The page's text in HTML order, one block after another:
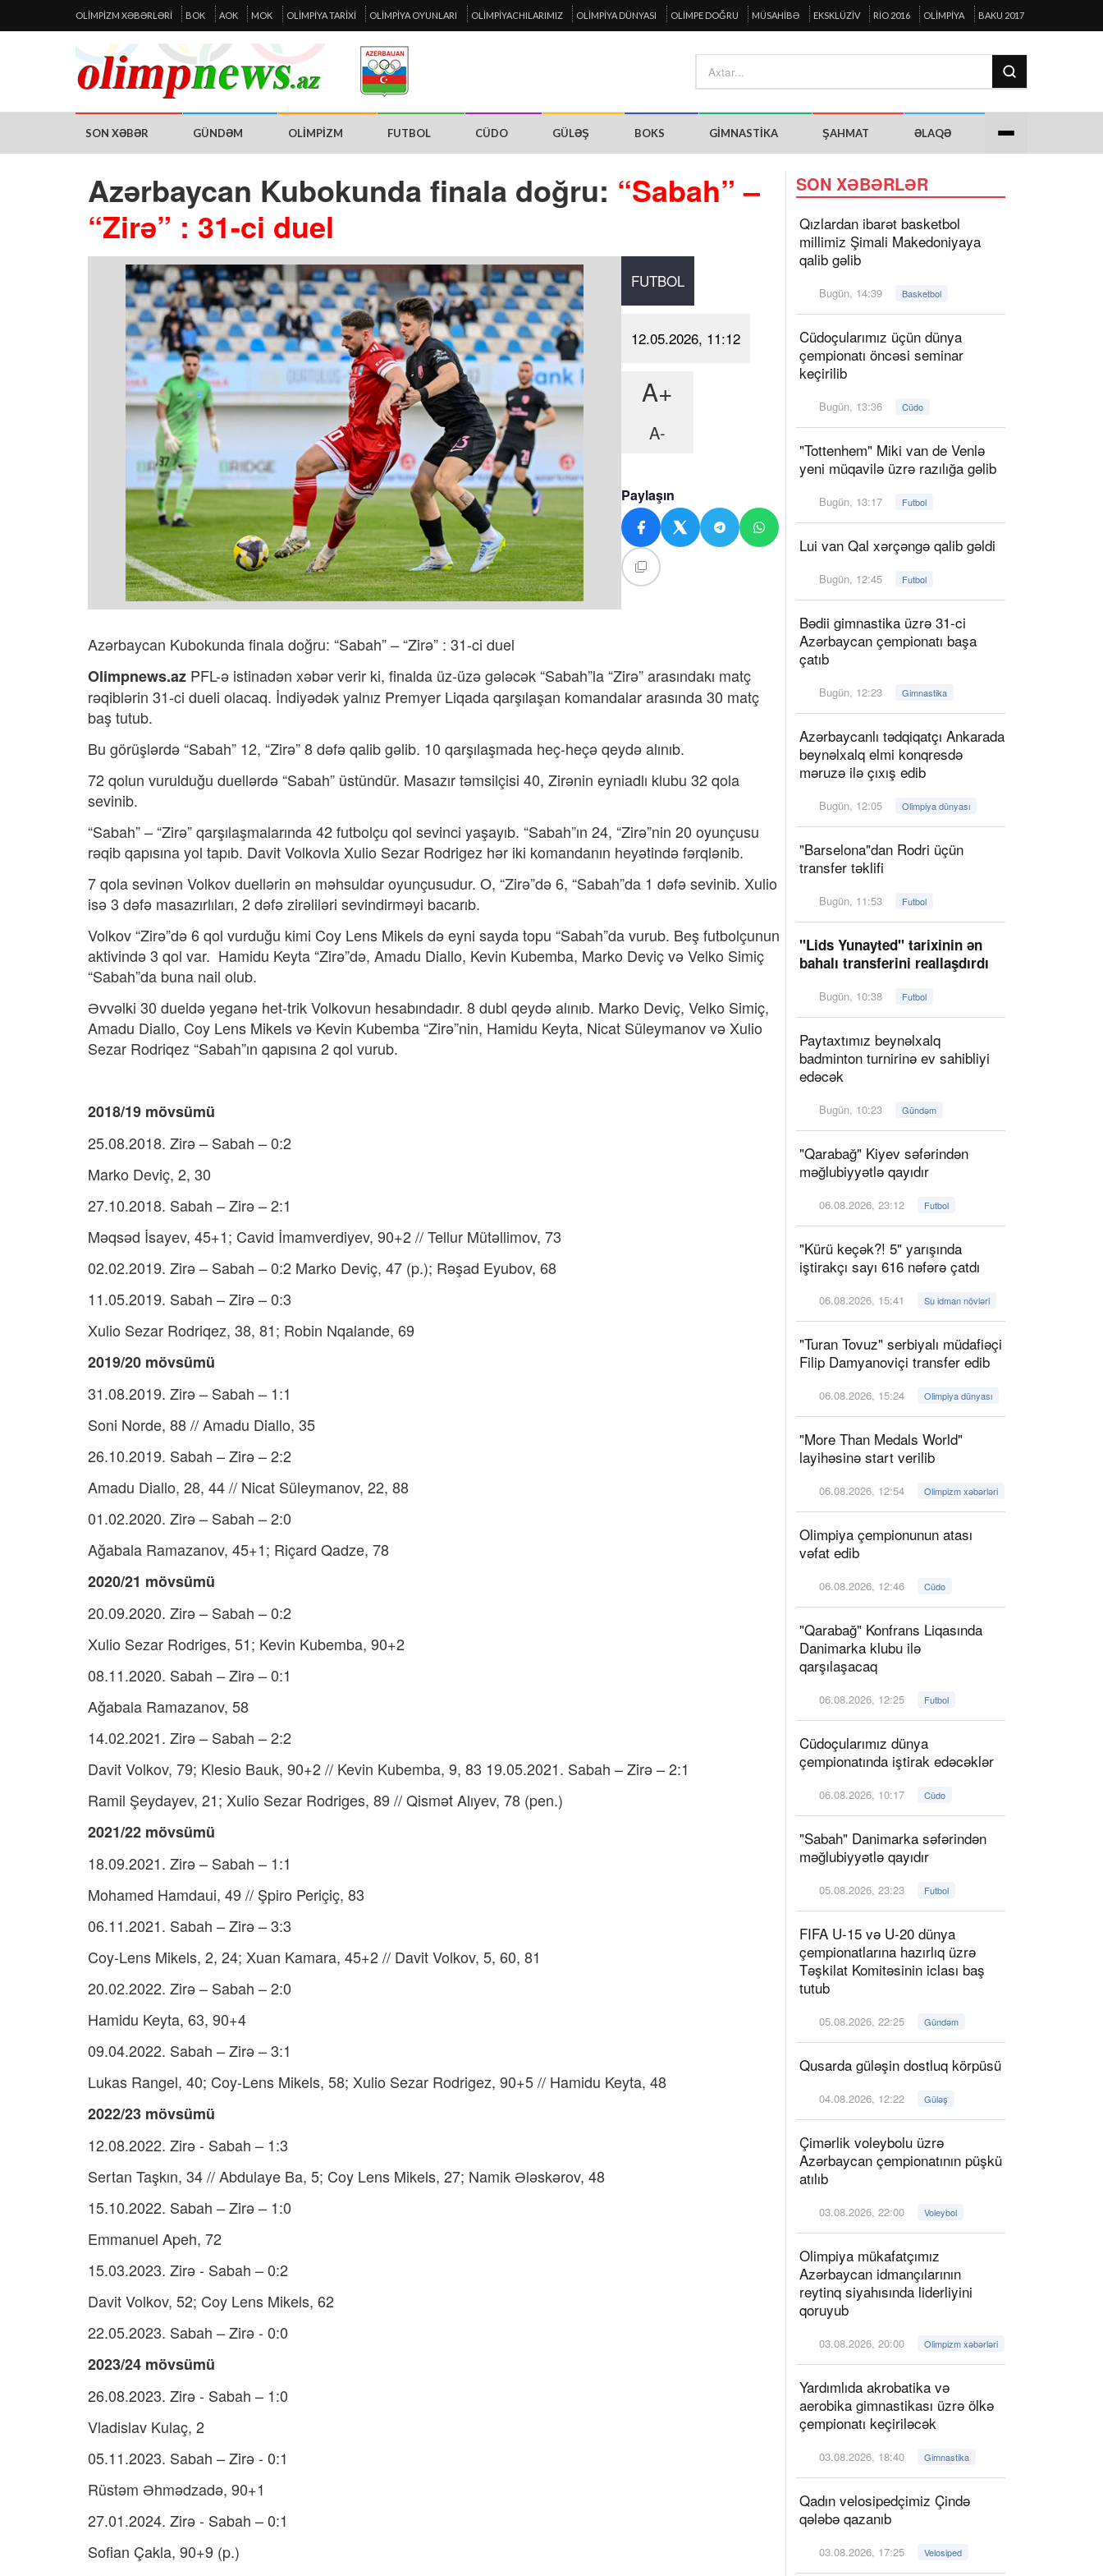
OLIMPIZM XƏBƏRLƏRI BOK AOK MOK OLIMPIYA TARIXI OLIMPIYA OYUNLARI OLIMPIYACHILARIMIZ OLIMPIYA DÜNYASI OLIMPE DOĞRU MÜSAHIBƏ EKSKLÜZIV RIO 2016 OLIMPIYA BAKU 2017
SON XƏBƏR GÜNDƏM OLIMPIZM FUTBOL CÜDO GÜLƏŞ BOKS GIMNASTIKA ŞAHMAT ƏLAQƏ
Azərbaycan Kubokunda finala doğru: “Sabah” –
“Zirə” : 31-ci duel
FUTBOL
12.05.2026, 11:12
A+
A-
Paylaşın
Azərbaycan Kubokunda finala doğru: “Sabah” – “Zirə” : 31-ci duel
Olimpnews.az PFL-ə istinadən xəbər verir ki, finalda üz-üzə gələcək “Sabah”la “Zirə” arasındakı matç
rəqiblərin 31-ci dueli olacaq. İndiyədək yalnız Premyer Liqada qarşılaşan komandalar arasında 30 matç
baş tutub.
Bu görüşlərdə “Sabah” 12, “Zirə” 8 dəfə qalib gəlib. 10 qarşılaşmada heç-heçə qeydə alınıb.
72 qolun vurulduğu duellərdə “Sabah” üstündür. Masazır təmsilçisi 40, Zirənin eyniadlı klubu 32 qola
sevinib.
“Sabah” – “Zirə” qarşılaşmalarında 42 futbolçu qol sevinci yaşayıb. “Sabah”ın 24, “Zirə”nin 20 oyunçusu
rəqib qapısına yol tapıb. Davit Volkovla Xulio Sezar Rodrigez hər iki komandanın heyətində fərqlənib.
7 qola sevinən Volkov duellərin ən məhsuldar oyunçusudur. O, “Zirə”də 6, “Sabah”da 1 dəfə sevinib. Xulio
isə 3 dəfə masazırlıları, 2 dəfə zirəliləri sevindirməyi bacarıb.
Volkov “Zirə”də 6 qol vurduğu kimi Coy Lens Mikels də eyni sayda topu “Sabah”da vurub. Beş futbolçunun
aktivində 3 qol var. Hamidu Keyta “Zirə”də, Amadu Diallo, Kevin Kubemba, Marko Deviç və Velko Simiç
“Sabah”da buna nail olub.
Əvvəlki 30 dueldə yeganə het-trik Volkovun hesabındadır. 8 dubl qeydə alınıb. Marko Deviç, Velko Simiç,
Amadu Diallo, Coy Lens Mikels və Kevin Kubemba “Zirə”nin, Hamidu Keyta, Nicat Süleymanov və Xulio
Sezar Rodriqez “Sabah”ın qapısına 2 qol vurub.
2018/19 mövsümü
25.08.2018. Zirə – Sabah – 0:2
Marko Deviç, 2, 30
27.10.2018. Sabah – Zirə – 2:1
Məqsəd İsayev, 45+1; Cavid İmamverdiyev, 90+2 // Tellur Mütəllimov, 73
02.02.2019. Zirə – Sabah – 0:2 Marko Deviç, 47 (p.); Rəşad Eyubov, 68
11.05.2019. Sabah – Zirə – 0:3
Xulio Sezar Rodriqez, 38, 81; Robin Nqalande, 69
2019/20 mövsümü
31.08.2019. Zirə – Sabah – 1:1
Soni Norde, 88 // Amadu Diallo, 35
26.10.2019. Sabah – Zirə – 2:2
Amadu Diallo, 28, 44 // Nicat Süleymanov, 22, 88
01.02.2020. Zirə – Sabah – 2:0
Ağabala Ramazanov, 45+1; Riçard Qadze, 78
2020/21 mövsümü
20.09.2020. Zirə – Sabah – 0:2
Xulio Sezar Rodriges, 51; Kevin Kubemba, 90+2
08.11.2020. Sabah – Zirə – 0:1
Ağabala Ramazanov, 58
14.02.2021. Zirə – Sabah – 2:2
Davit Volkov, 79; Klesio Bauk, 90+2 // Kevin Kubemba, 9, 83 19.05.2021. Sabah – Zirə – 2:1
Ramil Şeydayev, 21; Xulio Sezar Rodriges, 89 // Qismət Alıyev, 78 (pen.)
2021/22 mövsümü
18.09.2021. Zirə – Sabah – 1:1
Mohamed Hamdaui, 49 // Şpiro Periçiç, 83
06.11.2021. Sabah – Zirə – 3:3
Coy-Lens Mikels, 2, 24; Xuan Kamara, 45+2 // Davit Volkov, 5, 60, 81
20.02.2022. Zirə – Sabah – 2:0
Hamidu Keyta, 63, 90+4
09.04.2022. Sabah – Zirə – 3:1
Lukas Rangel, 40; Coy-Lens Mikels, 58; Xulio Sezar Rodrigez, 90+5 // Hamidu Keyta, 48
2022/23 mövsümü
12.08.2022. Zirə - Sabah – 1:3
Sertan Taşkın, 34 // Abdulaye Ba, 5; Coy Lens Mikels, 27; Namik Ələskərov, 48
15.10.2022. Sabah – Zirə – 1:0
Emmanuel Apeh, 72
15.03.2023. Zirə - Sabah – 0:2
Davit Volkov, 52; Coy Lens Mikels, 62
22.05.2023. Sabah – Zirə - 0:0
2023/24 mövsümü
26.08.2023. Zirə - Sabah – 1:0
Vladislav Kulaç, 2
05.11.2023. Sabah – Zirə - 0:1
Rüstəm Əhmədzadə, 90+1
27.01.2024. Zirə - Sabah – 0:1
Sofian Çakla, 90+9 (p.)
SON XƏBƏRLƏR
Qızlardan ibarət basketbol
millimiz Şimali Makedoniyaya
qalib gəlib
Bugün, 14:39 Basketbol
Cüdoçularımız üçün dünya
çempionatı öncəsi seminar
keçirilib
Bugün, 13:36 Cüdo
"Tottenhem" Miki van de Venlə
yeni müqavilə üzrə razılığa gəlib
Bugün, 13:17 Futbol
Lui van Qal xərçəngə qalib gəldi
Bugün, 12:45 Futbol
Bədii gimnastika üzrə 31-ci
Azərbaycan çempionatı başa
çatıb
Bugün, 12:23 Gimnastika
Azərbaycanlı tədqiqatçı Ankarada
beynəlxalq elmi konqresdə
məruzə ilə çıxış edib
Bugün, 12:05 Olimpiya dünyası
"Barselona"dan Rodri üçün
transfer təklifi
Bugün, 11:53 Futbol
"Lids Yunayted" tarixinin ən
bahalı transferini reallaşdırdı
Bugün, 10:38 Futbol
Paytaxtımız beynəlxalq
badminton turnirinə ev sahibliyi
edəcək
Bugün, 10:23 Gündəm
"Qarabağ" Kiyev səfərindən
məğlubiyyətlə qayıdır
06.08.2026, 23:12 Futbol
"Kürü keçək?! 5" yarışında
iştirakçı sayı 616 nəfərə çatdı
06.08.2026, 15:41 Su idman növləri
"Turan Tovuz" serbiyalı müdafiəçi
Filip Damyanoviçi transfer edib
06.08.2026, 15:24 Olimpiya dünyası
"More Than Medals World"
layihəsinə start verilib
06.08.2026, 12:54 Olimpizm xəbərləri
Olimpiya çempionunun atası
vəfat edib
06.08.2026, 12:46 Cüdo
"Qarabağ" Konfrans Liqasında
Danimarka klubu ilə
qarşılaşacaq
06.08.2026, 12:25 Futbol
Cüdoçularımız dünya
çempionatında iştirak edəcəklər
06.08.2026, 10:17 Cüdo
"Sabah" Danimarka səfərindən
məğlubiyyətlə qayıdır
05.08.2026, 23:23 Futbol
FIFA U-15 və U-20 dünya
çempionatlarına hazırlıq üzrə
Təşkilat Komitəsinin iclası baş
tutub
05.08.2026, 22:25 Gündəm
Qusarda güləşin dostluq körpüsü
04.08.2026, 12:22 Güləş
Çimərlik voleybolu üzrə
Azərbaycan çempionatının püşkü
atılıb
03.08.2026, 22:00 Voleybol
Olimpiya mükafatçımız
Azərbaycan idmançılarının
reytinq siyahısında liderliyini
qoruyub
03.08.2026, 20:00 Olimpizm xəbərləri
Yardımlıda akrobatika və
aerobika gimnastikası üzrə ölkə
çempionatı keçiriləcək
03.08.2026, 18:40 Gimnastika
Qadın velosipedçimiz Çində
qələbə qazanıb
03.08.2026, 17:25 Velosiped